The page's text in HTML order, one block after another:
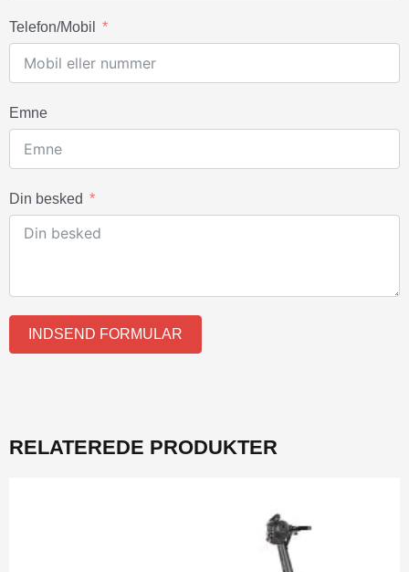
Telefon/Mobil
Emne
Din besked
INDSEND FORMULAR
RELATEREDE PRODUKTER